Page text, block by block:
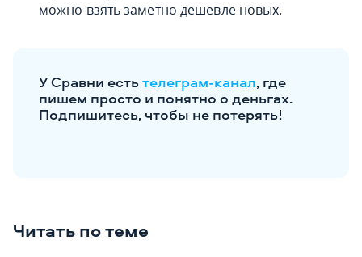
можно взять заметно дешевле новых.
У Сравни естьтелеграм-канал, где
пишем просто и понятно о деньгах.
Подпишитесь, чтобы не потерять!
Читать по теме